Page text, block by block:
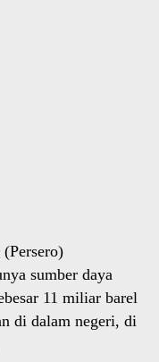
sumber daya
11 miliar barel
di dalam negeri, di